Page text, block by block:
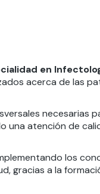
en
acerca de las
una atención de
los
gracias a la